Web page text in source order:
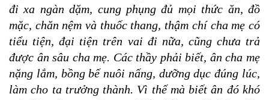
đi xa ngàn dặm, cung phụng đủ mọi thức ăn, đồ
mặc, chăn nệm và thuốc thang, thậm chí cha mẹ có
tiểu tiện, đại tiện trên vai đi nữa, cũng chưa trả
được ân sâu cha mẹ. Các thầy phải biết, ân cha mẹ
nặng lắm, bồng bế nuôi nấng, dưỡng dục đúng lúc,
làm cho ta trưởng thành. Vì thế mà biết ân đó khó